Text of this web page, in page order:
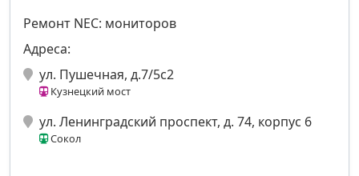
Ремонт NEC: мониторов
Адреса:
ул. Пушечная, д.7/5с2
Кузнецкий мост
ул. Ленинградский проспект, д. 74, корпус 6
Сокол